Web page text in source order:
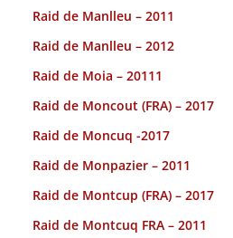
Raid de Manlleu – 2011
Raid de Manlleu – 2012
Raid de Moia – 20111
Raid de Moncout (FRA) – 2017
Raid de Moncuq -2017
Raid de Monpazier – 2011
Raid de Montcup (FRA) – 2017
Raid de Montcuq FRA – 2011